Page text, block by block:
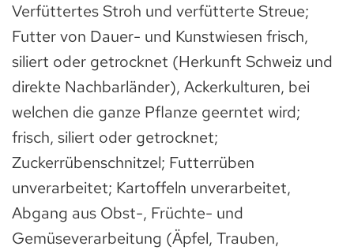
Verfüttertes Stroh und verfütterte Streue;
Futter von Dauer- und Kunstwiesen frisch,
siliert oder getrocknet (Herkunft Schweiz und
direkte Nachbarländer), Ackerkulturen, bei
welchen die ganze Pflanze geerntet wird;
frisch, siliert oder getrocknet;
Zuckerrübenschnitzel; Futterrüben
unverarbeitet; Kartoffeln unverarbeitet,
Abgang aus Obst-, Früchte- und
Gemüseverarbeitung (Äpfel, Trauben,